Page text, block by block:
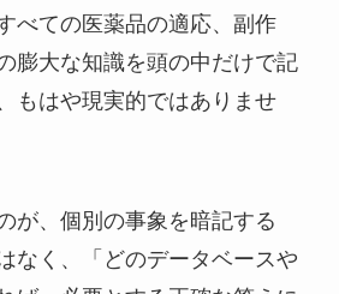
べての医薬品の適応、副作
膨大な知識を頭の中だけで記
もはや現実的ではありませ
が、個別の事象を暗記する
なく、「どのデータベースや